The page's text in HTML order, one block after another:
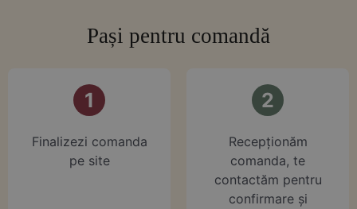
Pași pentru comandă
1
Finalizezi comanda
pe site
2
⁠Recepționăm
comanda, te
contactăm pentru
confirmare și